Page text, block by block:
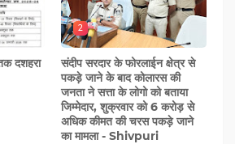
दशहरा
2
संदीप सरदार के फोरलाईन क्षेत्र से
पकड़े जाने के बाद कोलारस की
जनता ने सत्ता के लोगो को बताया
जिम्मेदार, शुक्रवार को 6 करोड़ से
अधिक कीमत की चरस पकड़े जाने
का मामला - Shivpuri